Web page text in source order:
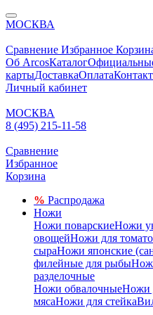
МОСКВА
Сравнение Избранное
Об ArcosКаталог
картыДоставкаОплата
Личный кабинет
МОСКВА
8 (495) 215-11-58
Сравнение
Избранное
Корзина
% Распродажа
Ножи
Ножи поварскиеНожи
овощейНожи для
сыраНожи японские
филейные для рыбы
разделочные
Ножи обвалочныеНожи
мясаНожи для стейка